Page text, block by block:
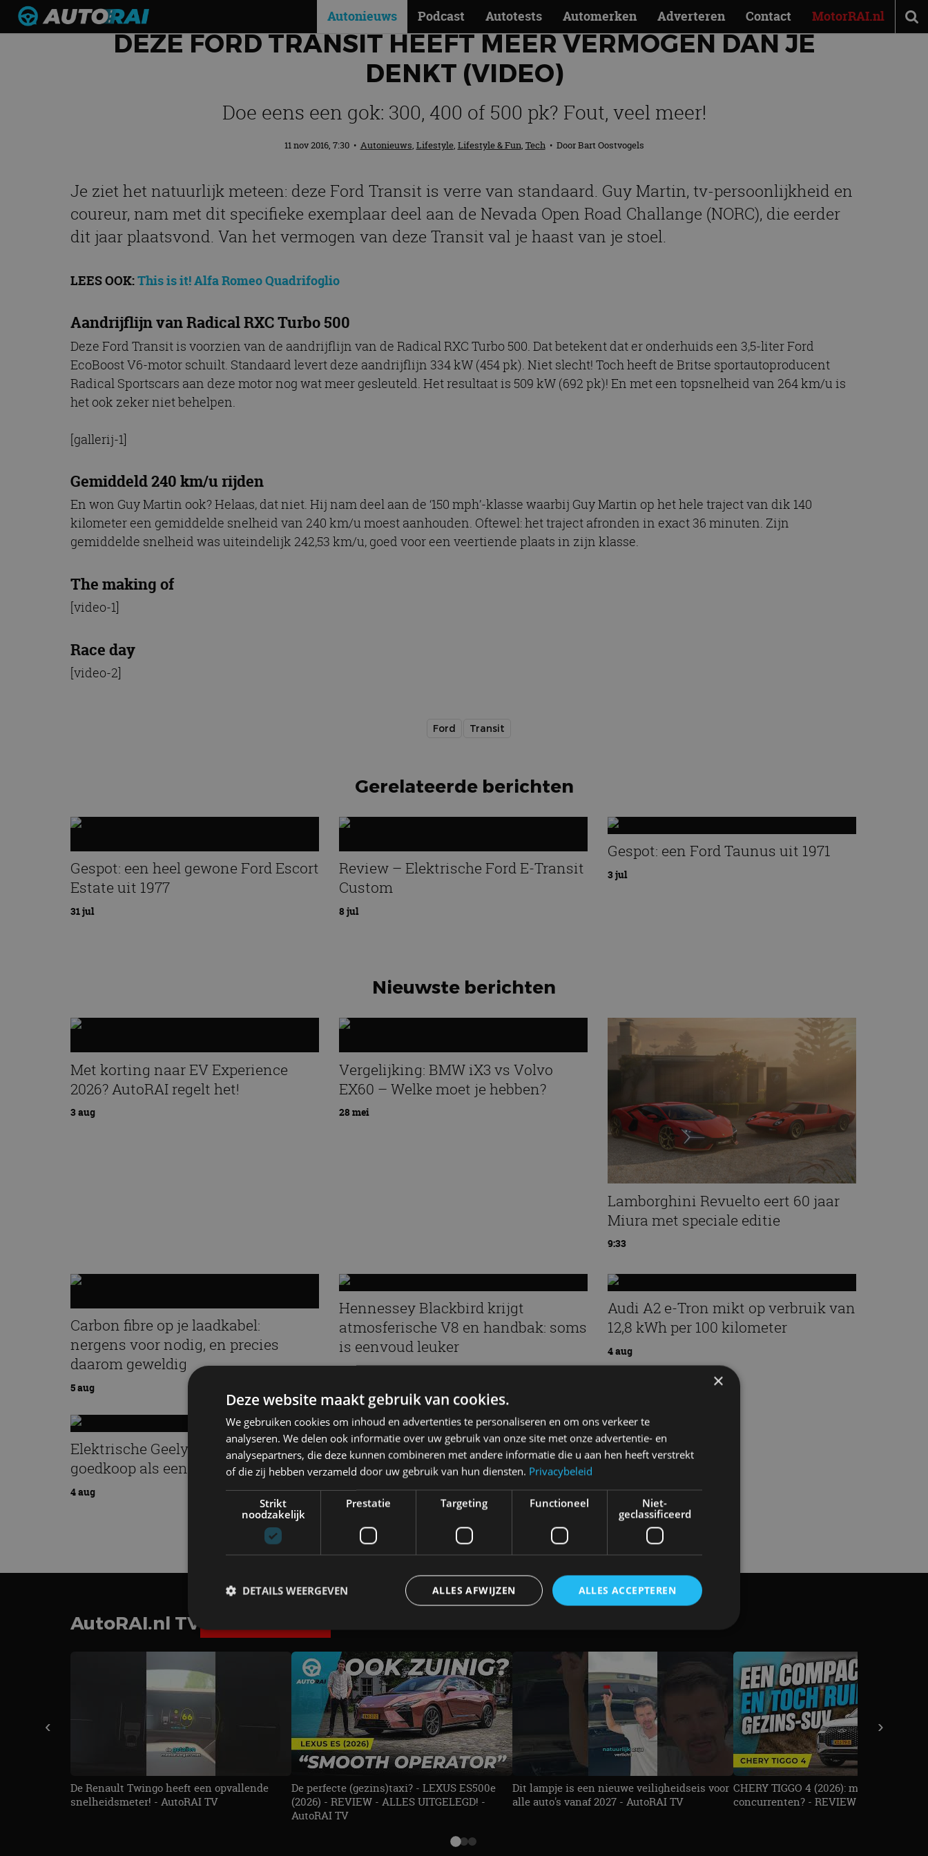
Autonieuws Podcast Autotests Automerken Adverteren Contact MotorRAI.nl
DEZE FORD TRANSIT HEEFT MEER VERMOGEN DAN JE
DENKT (VIDEO)
Doe eens een gok: 300, 400 of 500 pk? Fout, veel meer!
11 nov 2016, 7:30 • Autonieuws, Lifestyle, Lifestyle & Fun, Tech• DoorBart Oostvogels
Je ziet het natuurlijk meteen: deze Ford Transit is verre van standaard. Guy Martin, tv-persoonlijkheid en
coureur, nam met dit specifieke exemplaar deel aan de Nevada Open Road Challange (NORC), die eerder
dit jaar plaatsvond. Van het vermogen van deze Transit val je haast van je stoel.
LEES OOK:This is it! Alfa Romeo Quadrifoglio
Aandrijflijn van Radical RXC Turbo 500
Deze Ford Transit is voorzien van de aandrijflijn van de Radical RXC Turbo 500. Dat betekent dat er onderhuids een 3,5-liter Ford
EcoBoost V6-motor schuilt. Standaard levert deze aandrijflijn 334 kW (454 pk). Niet slecht! Toch heeft de Britse sportautoproducent
Radical Sportscars aan deze motor nog wat meer gesleuteld. Het resultaat is 509 kW (692 pk)! En met een topsnelheid van 264 km/u is
het ook zeker niet behelpen.
[gallerij-1]
Gemiddeld 240 km/u rijden
En won Guy Martin ook? Helaas, dat niet. Hij nam deel aan de ‘150 mph’-klasse waarbij Guy Martin op het hele traject van dik 140
kilometer een gemiddelde snelheid van 240 km/u moest aanhouden. Oftewel: het traject afronden in exact 36 minuten. Zijn
gemiddelde snelheid was uiteindelijk 242,53 km/u, goed voor een veertiende plaats in zijn klasse.
The making of
[video-1]
Race day
[video-2]
Ford Transit
Gerelateerde berichten
Gespot: een heel gewone Ford Escort
Estate uit 1977
31 jul
Review – Elektrische Ford E-Transit
Custom
8 jul
Gespot: een Ford Taunus uit 1971
3 jul
Nieuwste berichten
Met korting naar EV Experience
2026? AutoRAI regelt het!
3 aug
Vergelijking: BMW iX3 vs Volvo
EX60 – Welke moet je hebben?
28 mei
Lamborghini Revuelto eert 60 jaar
Miura met speciale editie
9:33
Carbon fibre op je laadkabel:
nergens voor nodig, en precies
daarom geweldig
5 aug
Hennessey Blackbird krijgt
atmosferische V8 en handbak: soms
is eenvoud leuker
5 aug
Audi A2 e-Tron mikt op verbruik van
12,8 kWh per 100 kilometer
4 aug
Elektrische Geely E2 (tijdelijk) net zo
goedkoop als een Renault Twingo
4 aug
Vernieuwde Hyundai Ioniq 6 rijdt
tot 680 kilometer en wordt
goedkoper
4 aug
AutoRAI.nl TV
‹
De Renault Twingo heeft een opvallende
snelheidsmeter! - AutoRAI TV
De perfecte (gezins)taxi? - LEXUS ES500e
(2026) - REVIEW - ALLES UITGELEGD! -
AutoRAI TV
Dit lampje is een nieuwe veiligheidseis voor
alle auto's vanaf 2027 - AutoRAI TV
CHERY TIGGO 4 (2026): maakt
concurrenten? - REVIEW - AutoRAI TV
›
×
Deze website maakt gebruik van cookies.
We gebruiken cookies om inhoud en advertenties te personaliseren en om ons verkeer te
analyseren. We delen ook informatie over uw gebruik van onze site met onze advertentie- en
analysepartners, die deze kunnen combineren met andere informatie die u aan hen heeft verstrekt
of die zij hebben verzameld door uw gebruik van hun diensten. Privacybeleid
Strikt
noodzakelijk
Prestatie Targeting Functioneel
Niet-
geclassificeerd
ALLES ACCEPTEREN
ALLES AFWIJZEN
DETAILS WEERGEVEN
Strikt noodzakelijk Prestatie Targeting Functioneel Niet-geclassificeerd
Strikt noodzakelijke cookies maken de kernfunctionaliteiten van de website mogelijk, zoals gebruikersaanmelding en
accountbeheer. De website kan niet goed worden gebruikt zonder de strikt noodzakelijke cookies.
Aanbieder/
Domein
Vervaldatum Omschrijving
Cloudflare,
Inc.
.autorai.nl
1 jaar
Deze cookie wordt gebruikt door de CloudFlare-service om
vertrouwd webverkeer te identificeren en alle
beveiligingsbeperkingen op basis van het IP-adres van de bezoeker
te omzeilen. Het is essentieel voor het ondersteunen van de
veiligheid van een website functies en in het bieden van
bescherming tegen kwaadaardige bezoekers.
CookieScriptConsent
CookieScript
van Cookie-Script.com is noodzakelijk om correct te werken.